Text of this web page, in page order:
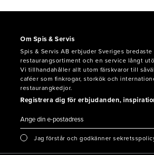
Om Spis & Servis
Spis & Servis AB erbjuder Sveriges bredaste
restaurangsortiment och en service långt
Vi tillhandahåller allt utom färskvaror till
caféer som finkrogar, storkök och
restaurangkedjor.
Registrera dig för erbjudanden,
Jag förstår och godkänner